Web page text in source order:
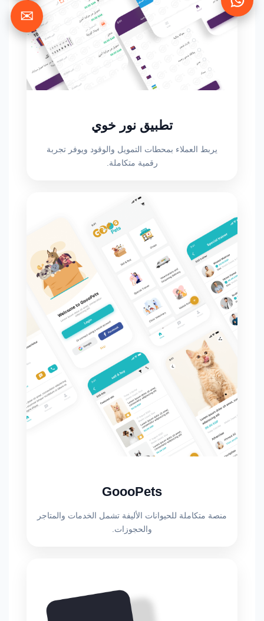
✉
تطبيق نور خوي
يربط العملاء بمحطات التمويل والوقود ويوفر تجربة
رقمية متكاملة.
GoooPets
منصة متكاملة للحيوانات الأليفة تشمل الخدمات والمتاجر
والحجوزات.